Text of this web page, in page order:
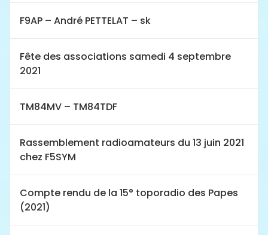
F9AP – André PETTELAT – sk
Fête des associations samedi 4 septembre
2021
TM84MV – TM84TDF
Rassemblement radioamateurs du 13 juin 2021
chez F5SYM
Compte rendu de la 15° toporadio des Papes
(2021)